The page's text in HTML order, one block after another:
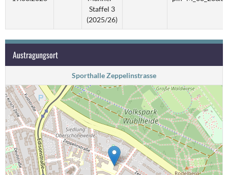
Staffel 3
(2025/26)
Austragungsort
Sporthalle Zeppelinstrasse